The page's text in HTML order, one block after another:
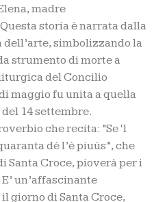
madre
storia è narrata dalla
dell’arte, simbolizzando la
strumento di morte a
del Concilio
maggio fu unita a quella
14 settembre.
che recita: “Se ‘l
dé l’è piuùs”, che
Santa Croce, pioverà per i
un’affascinante
giorno di Santa Croce,